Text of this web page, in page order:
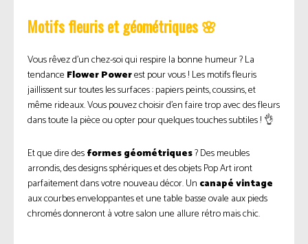
Motifs fleuris et géométriques 🌸
Vous rêvez d’un chez-soi qui respire la bonne humeur ? La
tendance Flower Powerest pour vous ! Les motifs fleuris
jaillissent sur toutes les surfaces : papiers peints, coussins, et
même rideaux. Vous pouvez choisir d’en faire trop avec des fleurs
dans toute la pièce ou opter pour quelques touches subtiles ! 👌
Et que dire desformes géométriques? Des meubles
arrondis, des designs sphériques et des objets Pop Art iront
parfaitement dans votre nouveau décor. Un canapé vintage
aux courbes enveloppantes et une table basse ovale aux pieds
chromés donneront à votre salon une allure rétro mais chic.